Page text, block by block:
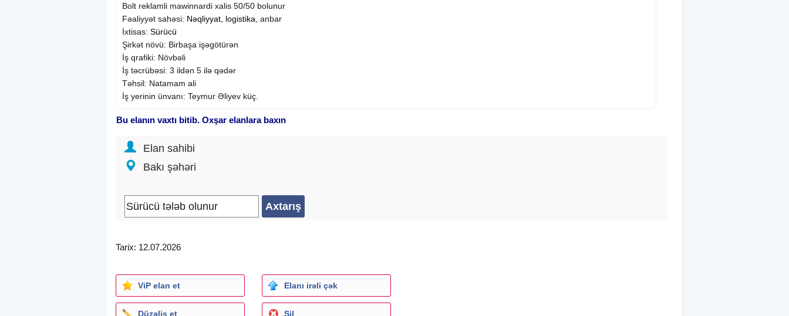
Bolt reklamli mawinnardi xalis 50/50 bolunur
Fəaliyyət sahəsi: Nəqliyyat, logistika , anbar
İxtisas: Sürücü
Şirkət növü: Birbaşa işəgötürən
İş qrafiki: Növbəli
İş təcrübəsi: 3 ildən 5 ilə qədər
Təhsil: Natamam ali
İş yerinin ünvanı: Teymur Əliyev küç.
Bu elanın vaxtı bitib. Oxşar elanlara baxın
Elan sahibi
Bakı şəhəri
Tarix: 12.07.2026
ViP elan et Elanı irəli çək
Düzəliş et Sil